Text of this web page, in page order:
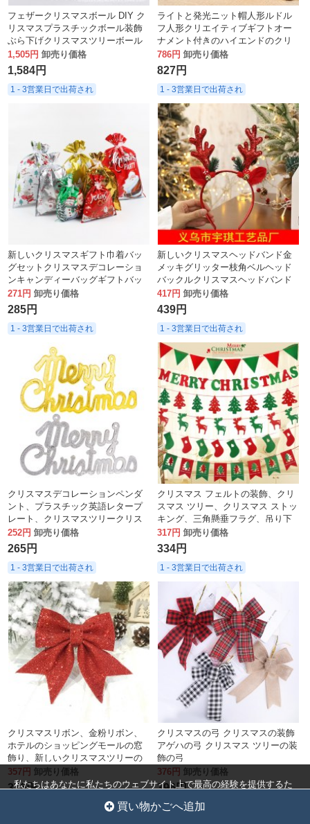
フェザークリスマスボール DIY ク
リスマスプラスチックボール装飾
ぶら下げクリスマスツリーボール
ペンダント
1,505円 卸売り価格
1,584円
1 - 3営業日で出荷され
ライトと発光ニット帽人形ルドル
フ人形クリエイティブギフトオー
ナメント付きのハイエンドのクリ
スマスデコレーション。
786円 卸売り価格
827円
1 - 3営業日で出荷され
新しいクリスマスギフト巾着バッ
グセットクリスマスデコレーショ
ンキャンディーバッグギフトバッ
グ
271円 卸売り価格
285円
1 - 3営業日で出荷され
新しいクリスマスヘッドバンド金
メッキグリッター枝角ベルヘッド
バックルクリスマスヘッドバンド
子供と大人ヘラジカの頭飾り
417円 卸売り価格
439円
1 - 3営業日で出荷され
クリスマスデコレーションペンダ
ント、プラスチック英語レタープ
レート、クリスマスツリークリス
マスリースペンダント、小文字プ
レート
252円 卸売り価格
265円
1 - 3営業日で出荷され
クリスマス フェルトの装飾、クリ
スマス ツリー、クリスマス ストッ
キング、三角懸垂フラグ、吊り下
げフラグ、ウィンドウ シーン レイ
アウト、懸垂
317円 卸売り価格
334円
1 - 3営業日で出荷され
クリスマスリボン、金粉リボン、
ホテルのショッピングモールの窓
飾り、新しいクリスマスツリーの
飾り
357円 卸売り価格
376円
クリスマスの弓 クリスマスの装飾
アゲハの弓 クリスマス ツリーの装
飾の弓
376円 卸売り価格
396円
1 - 3営業日で出荷され
買い物かごへ追加
私たちはあなたに私たちのウェブサイト上で最高の経験を提供するた
クッキー設定